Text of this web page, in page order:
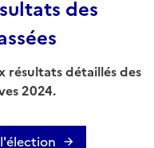
des
résultats détaillés des
2024.